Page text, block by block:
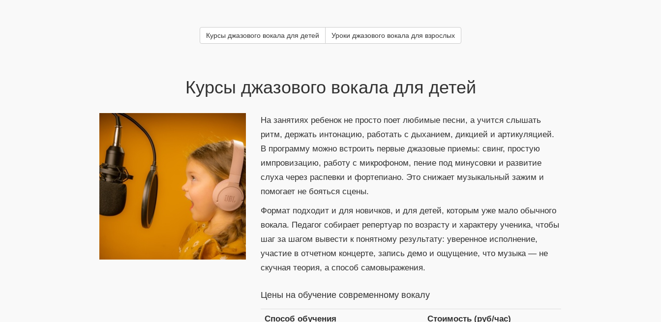
Курсы джазового вокала для детей Уроки джазового вокала для взрослых
Курсы джазового вокала для детей
На занятиях ребенок не просто поет любимые песни, а учится слышать
ритм, держать интонацию, работать с дыханием, дикцией и артикуляцией.
В программу можно встроить первые джазовые приемы: свинг, простую
импровизацию, работу с микрофоном, пение под минусовки и развитие
слуха через распевки и фортепиано. Это снижает музыкальный зажим и
помогает не бояться сцены.
Формат подходит и для новичков, и для детей, которым уже мало обычного
вокала. Педагог собирает репертуар по возрасту и характеру ученика, чтобы
шаг за шагом вывести к понятному результату: уверенное исполнение,
участие в отчетном концерте, запись демо и ощущение, что музыка — не
скучная теория, а способ самовыражения.
Цены на обучение современному вокалу
Способ обучения Стоимость (руб/час)